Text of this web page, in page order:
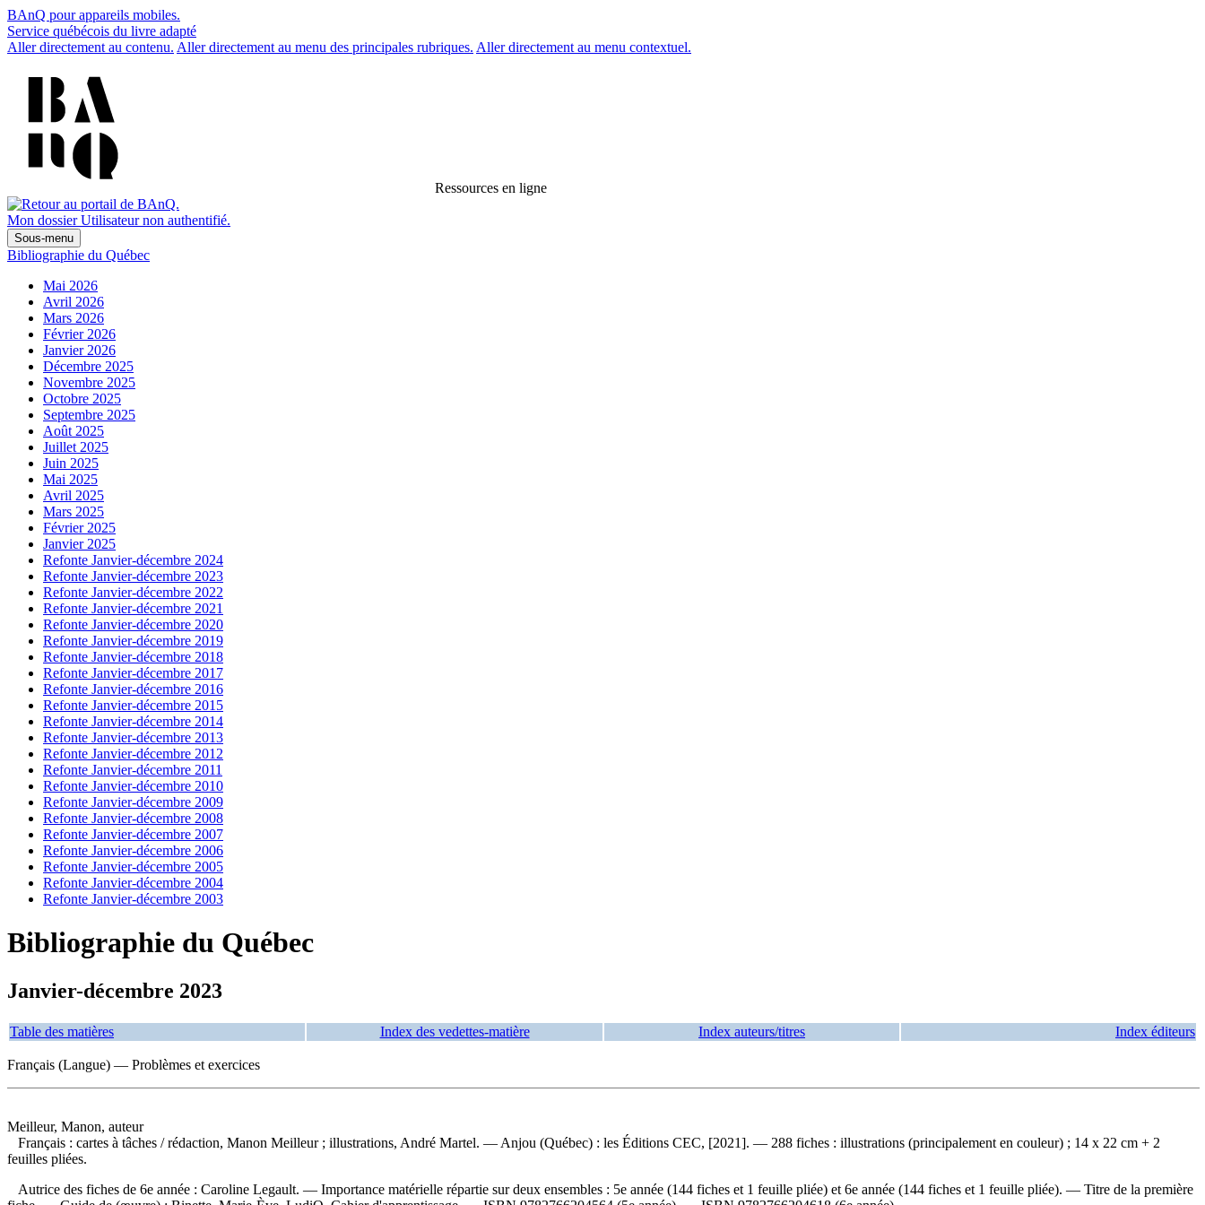
BAnQ pour appareils mobiles.
Service québécois du livre adapté
Aller directement au contenu. Aller directement au menu des principales rubriques. Aller directement au menu contextuel.
Ressources en ligne
Mon dossier Utilisateur non authentifié.
Sous-menu
Bibliographie du Québec
Mai 2026
Avril 2026
Mars 2026
Février 2026
Janvier 2026
Décembre 2025
Novembre 2025
Octobre 2025
Septembre 2025
Août 2025
Juillet 2025
Juin 2025
Mai 2025
Avril 2025
Mars 2025
Février 2025
Janvier 2025
Refonte Janvier-décembre 2024
Refonte Janvier-décembre 2023
Refonte Janvier-décembre 2022
Refonte Janvier-décembre 2021
Refonte Janvier-décembre 2020
Refonte Janvier-décembre 2019
Refonte Janvier-décembre 2018
Refonte Janvier-décembre 2017
Refonte Janvier-décembre 2016
Refonte Janvier-décembre 2015
Refonte Janvier-décembre 2014
Refonte Janvier-décembre 2013
Refonte Janvier-décembre 2012
Refonte Janvier-décembre 2011
Refonte Janvier-décembre 2010
Refonte Janvier-décembre 2009
Refonte Janvier-décembre 2008
Refonte Janvier-décembre 2007
Refonte Janvier-décembre 2006
Refonte Janvier-décembre 2005
Refonte Janvier-décembre 2004
Refonte Janvier-décembre 2003
Bibliographie du Québec
Janvier-décembre 2023
Table des matières Index des vedettes-matière Index auteurs/titres Index éditeurs
Français (Langue) — Problèmes et exercices
Meilleur, Manon, auteur
Français : cartes à tâches / rédaction, Manon Meilleur ; illustrations, André Martel. — Anjou (Québec) : les Éditions CEC, [2021]. — 288 fiches : illustrations (principalement en couleur) ; 14 x 22 cm + 2
feuilles pliées.
Autrice des fiches de 6e année : Caroline Legault. — Importance matérielle répartie sur deux ensembles : 5e année (144 fiches et 1 feuille pliée) et 6e année (144 fiches et 1 feuille pliée). — Titre de la première